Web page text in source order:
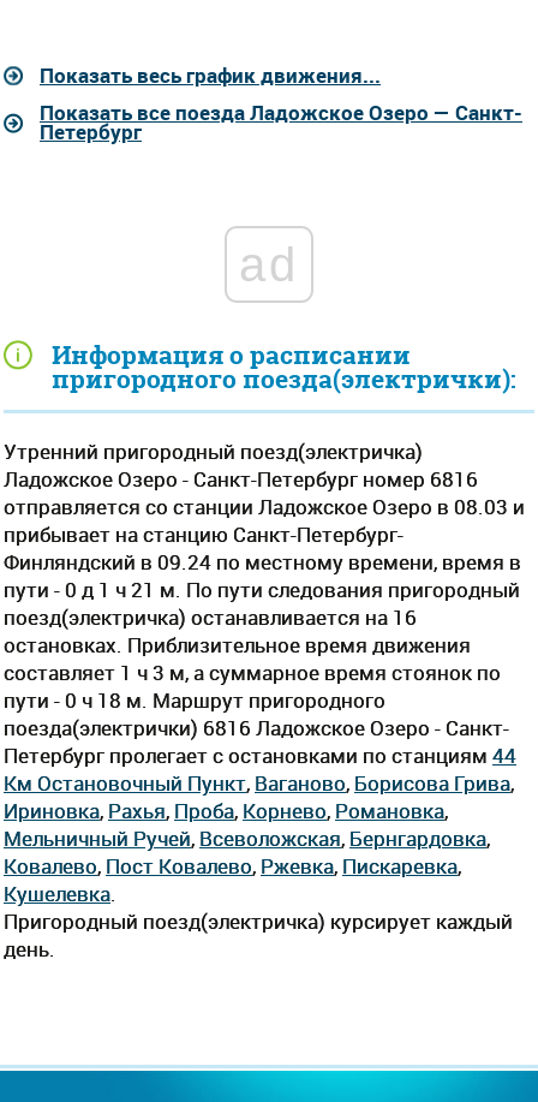
Информация о расписании
пригородного поезда(электрички):
Утренний пригородный поезд(электричка)
Ладожское Озеро - Санкт-Петербург номер 6816
отправляется со станции Ладожское Озеро в 08.03 и
прибывает на станцию Санкт-Петербург-
Финляндский в 09.24 по местному времени, время в
пути - 0 д 1 ч 21 м. По пути следования пригородный
поезд(электричка) останавливается на 16
остановках. Приблизительное время движения
составляет 1 ч 3 м, а суммарное время стоянок по
пути - 0 ч 18 м. Маршрут пригородного
поезда(электрички) 6816 Ладожское Озеро - Санкт-
Петербург пролегает c остановками по станциям 44
Км Остановочный Пункт, Ваганово, Борисова Грива,
Ириновка, Рахья, Проба, Корнево, Романовка,
Мельничный Ручей, Всеволожская, Бернгардовка,
Ковалево, Пост Ковалево, Ржевка, Пискаревка,
Кушелевка
Пригородный поезд(электричка) курсирует каждый
день.
Показать весь график движения...
Показать все поезда Ладожское Озеро — Санкт-
Петербург
ad